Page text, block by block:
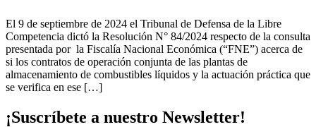
El 9 de septiembre de 2024 el Tribunal de Defensa de la Libre
Competencia dictó la Resolución N° 84/2024 respecto de la consulta
presentada por la Fiscalía Nacional Económica (“FNE”) acerca de
si los contratos de operación conjunta de las plantas de
almacenamiento de combustibles líquidos y la actuación práctica que
se verifica en ese […]
¡Suscríbete a nuestro Newsletter!